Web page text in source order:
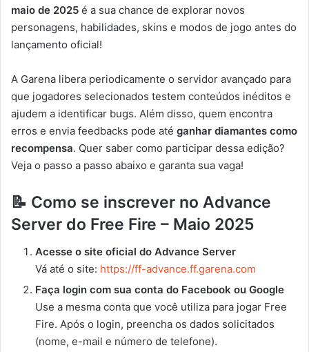
maio de 2025 é a sua chance de explorar novos
personagens, habilidades, skins e modos de jogo antes do
lançamento oficial!
A Garena libera periodicamente o servidor avançado para
que jogadores selecionados testem conteúdos inéditos e
ajudem a identificar bugs. Além disso, quem encontra
erros e envia feedbacks pode até ganhar diamantes como
recompensa. Quer saber como participar dessa edição?
Veja o passo a passo abaixo e garanta sua vaga!
📝 Como se inscrever no Advance
Server do Free Fire – Maio 2025
Acesse o site oficial do Advance Server
Vá até o site: https://ff-advance.ff.garena.com
Faça login com sua conta do Facebook ou Google
Use a mesma conta que você utiliza para jogar Free
Fire. Após o login, preencha os dados solicitados
(nome, e-mail e número de telefone).